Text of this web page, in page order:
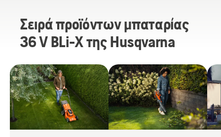
Σειρά προϊόντων μπαταρίας
36 V BLi-X της Husqvarna